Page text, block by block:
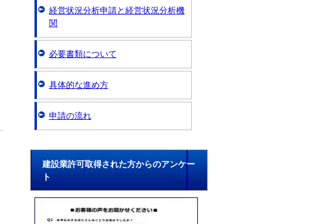
経営状況分析申請と経営状況分析機
関
必要書類について
具体的な進め方
申請の流れ
建設業許可取得された方からのアンケー
ト